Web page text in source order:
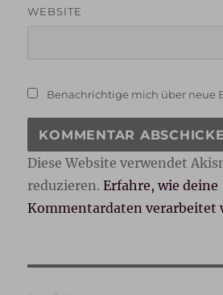
WEBSITE
Benachrichtige mich über neue
Diese Website verwendet
reduzieren.Erfahre, wie deine
Kommentardaten verarbeitet